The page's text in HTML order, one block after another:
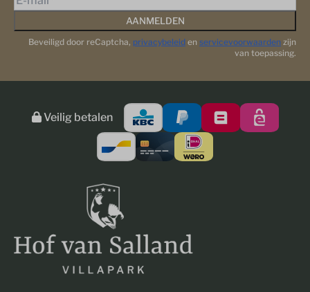
AANMELDEN
Beveiligd door reCaptcha, privacybeleid en servicevoorwaarden zijn
van toepassing.
Veilig betalen